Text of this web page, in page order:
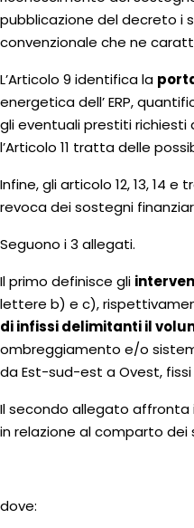
pubblicazione del decreto i
convenzionale che ne
L’Articolo 9 identifica la
energetica dell’ ERP,
gli eventuali prestiti richiesti
l’Articolo 11 tratta delle
Infine, gli articolo 12, 13, 14
revoca dei sostegni
Seguono i 3 allegati.
Il primo definisce gli
lettere b) e c),
di infissi delimitanti il
ombreggiamento e/o
da Est-sud-est a Ovest,
Il secondo allegato affronta
in relazione al comparto
dove: